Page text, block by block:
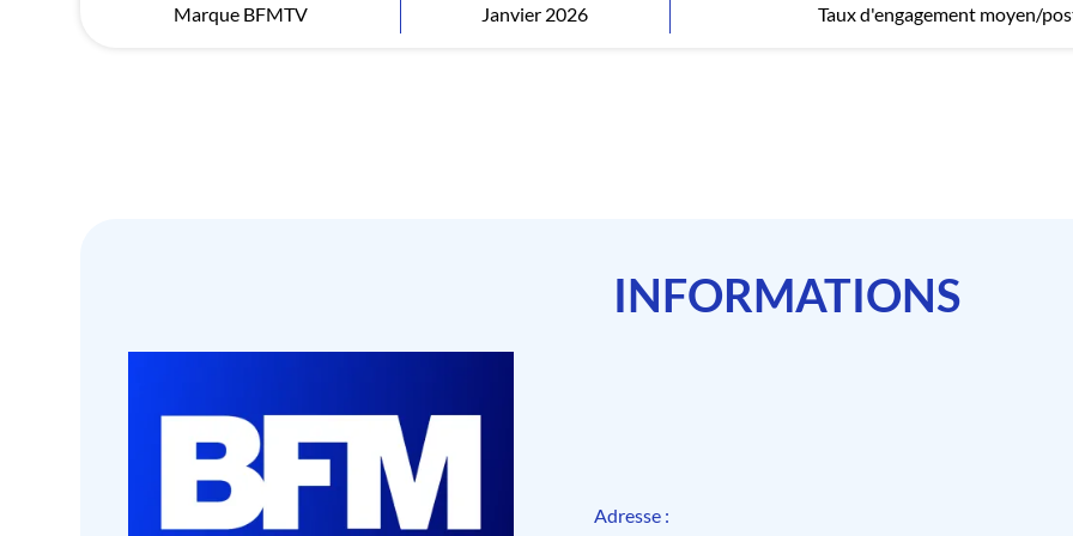
Marque BFMTV Janvier 2026 Taux d'engagement moyen/
INFORMATIONS
Adresse :